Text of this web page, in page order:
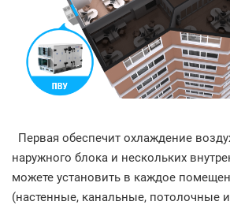
Первая обеспечит охлаждение
наружного блока и нескольких
можете установить в каждое
(настенные, канальные, потолочные